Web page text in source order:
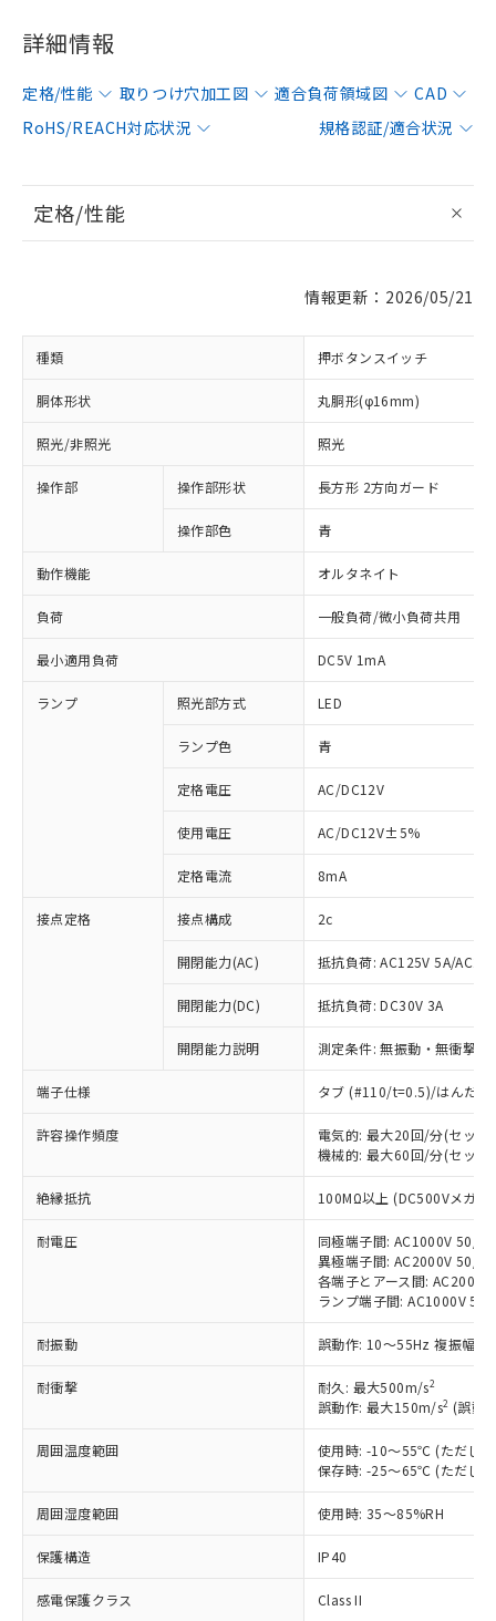
詳細情報
定格/性能 取りつけ穴加工図 適合負荷領域図
CAD
RoHS/REACH対応状況
規格認証/適合状況
定格/性能
情報更新：2026/05/21
種類 押ボタンスイッチ
胴体形状 丸胴形(φ16mm)
照光/非照光 照光
操作部 操作部形状 長方形 2方向ガード
操作部色 青
動作機能 オルタネイト
負荷 一般負荷/微小負荷共用
最小適用負荷 DC5V 1mA
ランプ 照光部方式 LED
ランプ色 青
定格電圧 AC/DC12V
使用電圧 AC/DC12V±5%
定格電流 8mA
接点定格 接点構成 2c
開閉能力(AC) 抵抗負荷: AC125V 5A/
開閉能力(DC) 抵抗負荷: DC30V 3A
開閉能力説明 測定条件: 無振動・無衝撃
端子仕様 タブ (#110/t=0.5)/はんだづ
許容操作頻度
電気的: 最大20回/分(セット
機械的: 最大60回/分(セット
絶縁抵抗 100MΩ以上 (DC500Vメガ)
耐電圧
同極端子間: AC1000V 50/
異極端子間: AC2000V 50/
各端子とアース間:
ランプ端子間: AC1000V
耐振動 誤動作: 10～55Hz 複振幅
耐衝撃 耐久: 最大500m/s2
誤動作: 最大150m/s2 (誤動
周囲温度範囲
使用時: -10～55℃ (ただし
保存時: -25～65℃ (ただし
周囲湿度範囲 使用時: 35～85%RH
保護構造 IP40
感電保護クラス Class II
以下の条件をお読みいただき、同意のうえ
本サービスは、当社制御機器事業取扱
商品の当社在庫状況および標準価格
(税抜)を提供させていただくもので
当社制御機器事業取扱商品の中には、
本サービスの対象外となる商品もある
在庫状況および標準価格照会結果は、
記載している更新日時点での社内デー
タに基づき作成されるものであり、閲
覧された時点での実際の在庫および標
※1 対応状況
対応済み：EU RoHS指令（10物質）の
非含有に対応した製品が提供可能な商品で
す。
対応予定：EU RoHS指令（10物質）の非含
有に対応した製品に切り替える予定のある
対応予定なし：EU RoHS指令（10物質）の
調査・確認中：EU RoHS指令（10物質）の
非含有の対応状況を調査中または確認中の
非該当品：ライセンス料など無形物で、有
害物質有無と関係のない商品です。
仕入先様の事情により、非含有部品として
いたものが、含有品と判明した場合などや
むを得ず変更することがあります。
ミウム(Cd) 100ppm以下、
「○」：最大均質材料含有率が中国RoHSの
基準値以下であることを示します。
「×」：最大均質材料含有率が中国RoHSの
基準値を超えていることを示します。
「－」：未確認です。当社販売部門へお問
*中国RoHS10物質の基準値 (GB/T26572)：
Pb(鉛) :1000ppm、 Hg(水銀) : 1000ppm、 Cd(カドミウ
当社は、これら貴社製品のうち、外国
為替および外国貿易法に定める商品
（以下｢規制貨物等」という）を輸出
または国外への提供する場合は、日本
国政府の輸出許可(または役務取引許
号